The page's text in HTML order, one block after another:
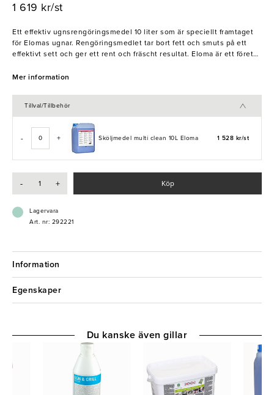
1 619 kr/st
Ett effektiv ugnsrengöringsmedel 10 liter som är speciellt framtaget
för Elomas ugnar. Rengöringsmedlet tar bort fett och smuts på ett
effektivt sett och ger ett rent och fräscht resultat. Eloma är ett företag
kombiugnar, bakugnar och varmluftsugnar. De letar alltid efter
Mer information
Tillval/Tillbehör
- + Sköljmedel multi clean 10L Eloma 1 528 kr/st
- + Köp
Lagervara
Art. nr: 292221
Information
Egenskaper
Du kanske även gillar